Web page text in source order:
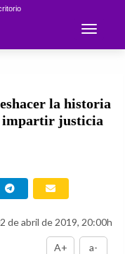
Toggle
la historia
impartir justicia
de abril de 2019, 20:00h
A+ a-